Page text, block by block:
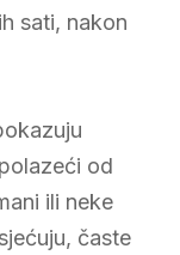
sati, nakon
od
ili neke
časte